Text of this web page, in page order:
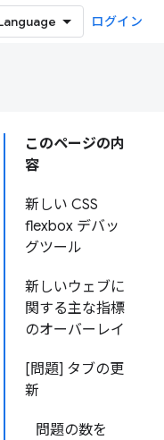
ログイン
このページの内
容
新しい CSS
flexbox デバッ
グツール
新しいウェブに
関する主な指標
のオーバーレイ
[問題] タブの更
新
問題の数を